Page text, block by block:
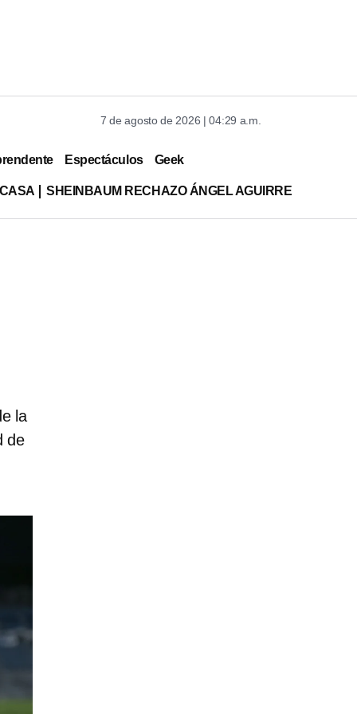
7 de agosto de 2026 | 04:29 a.m.
Espectáculos Geek
SHEINBAUM RECHAZO ÁNGEL AGUIRRE
la
de